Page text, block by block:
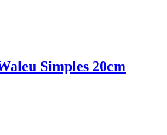
Simples 20cm